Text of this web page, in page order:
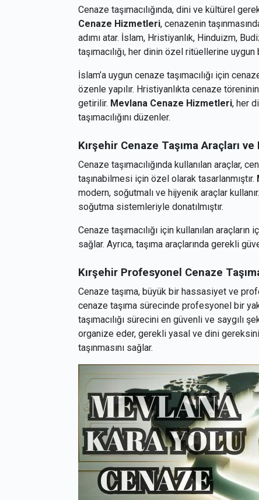
Cenaze taşımacılığında, dini ve kültürel
Cenaze Hizmetleri, cenazenin
adımı atar. İslam, Hristiyanlık, Hinduizm,
taşımacılığı, her dinin özel ritüellerine uygun
İslam’a uygun cenaze taşımacılığı için
özenle yapılır. Hristiyanlıkta cenaze
getirilir. Mevlana Cenaze Hizmetleri, her
taşımacılığını düzenler.
Kırşehir Cenaze Taşıma Araçları ve
Cenaze taşımacılığında kullanılan araçlar,
taşınabilmesi için özel olarak tasarlanmıştır.
modern, soğutmalı ve hijyenik araçlar
soğutma sistemleriyle donatılmıştır.
Cenaze taşımacılığı için kullanılan araçların
sağlar. Ayrıca, taşıma araçlarında gerekli
Kırşehir Profesyonel Cenaze
Cenaze taşıma, büyük bir hassasiyet ve
cenaze taşıma sürecinde profesyonel bir
taşımacılığı sürecini en güvenli ve
organize eder, gerekli yasal ve dini
taşınmasını sağlar.